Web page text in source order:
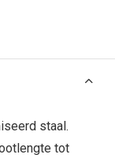
staal.
tot